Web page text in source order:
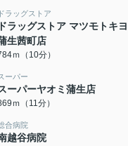
ドラッグストア
ドラッグストア マツモトキ
生茜町店
ｍ（10分）
ーパー
ーパーヤオミ蒲生店
ｍ（11分）
合病院
越谷病院